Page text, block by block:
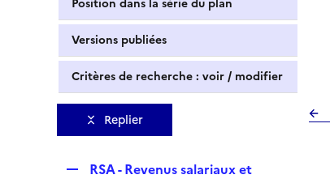
Position dans la série du plan
Versions publiées
Critères de recherche : voir / modifier
Replier
RSA - Revenus salariaux et